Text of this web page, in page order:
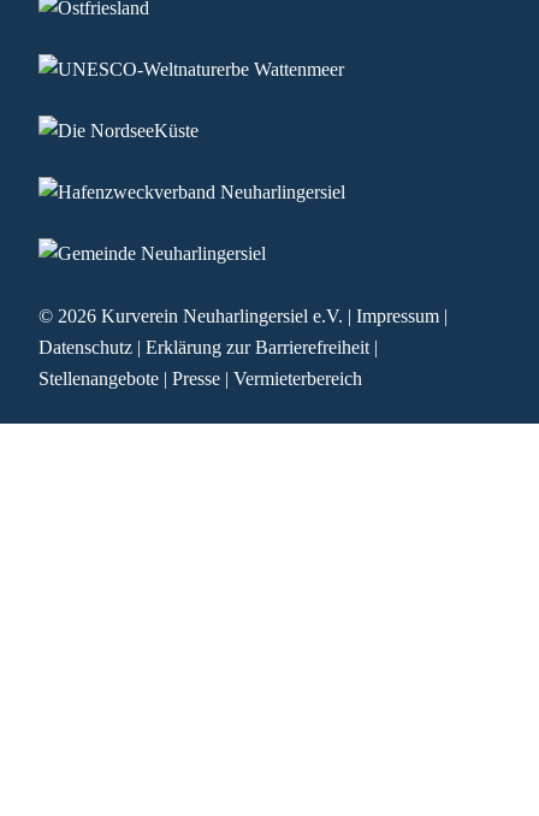
© 2026 Kurverein Neuharlingersiel e.V. | Impressum |
Datenschutz | Erklärung zur Barrierefreiheit |
Stellenangebote | Presse | Vermieterbereich